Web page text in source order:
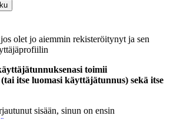
olet jo aiemmin rekisteröitynyt ja sen
toimii
itse luomasi käyttäjätunnus) sekä itse
sisään, sinun on ensin